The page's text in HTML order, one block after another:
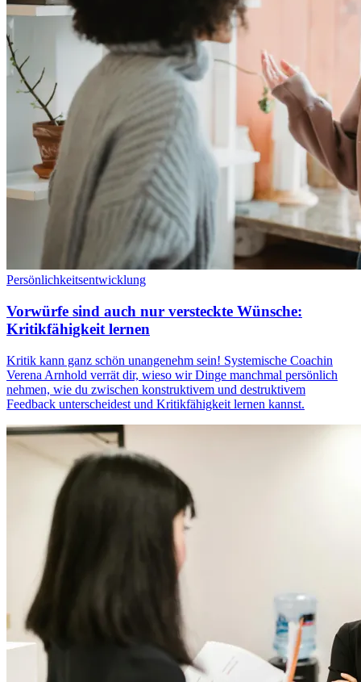
Persönlichkeitsentwicklung
Vorwürfe sind auch nur versteckte Wünsche:
Kritikfähigkeit lernen
Kritik kann ganz schön unangenehm sein! Systemische Coachin
Verena Arnhold verrät dir, wieso wir Dinge manchmal persönlich
nehmen, wie du zwischen konstruktivem und destruktivem
Feedback unterscheidest und Kritikfähigkeit lernen kannst.